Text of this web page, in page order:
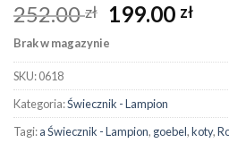
252.00zł 199.00 zł
Brak w magazynie
SKU:0618
Kategoria:Świecznik - Lampion
Tagi:a Świecznik - Lampion, goebel,koty,